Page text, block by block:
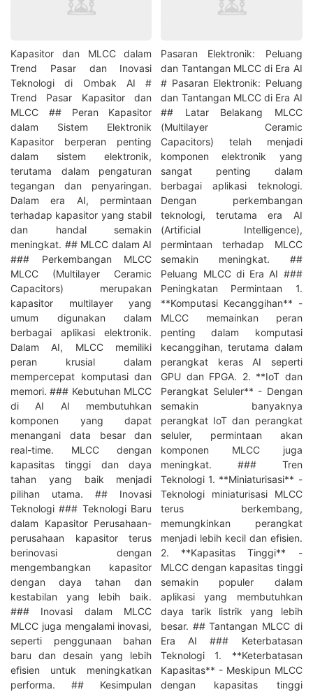
Kapasitor dan MLCC dalam
Trend Pasar dan Inovasi
Teknologi di Ombak AI #
Trend Pasar Kapasitor dan
MLCC ## Peran Kapasitor
dalam Sistem Elektronik
Kapasitor berperan penting
dalam sistem elektronik,
terutama dalam pengaturan
tegangan dan penyaringan.
Dalam era AI, permintaan
terhadap kapasitor yang stabil
dan handal semakin
meningkat. ## MLCC dalam AI
### Perkembangan MLCC
MLCC (Multilayer Ceramic
Capacitors) merupakan
kapasitor multilayer yang
umum digunakan dalam
berbagai aplikasi elektronik.
Dalam AI, MLCC memiliki
peran krusial dalam
mempercepat komputasi dan
memori. ### Kebutuhan MLCC
di AI AI membutuhkan
komponen yang dapat
menangani data besar dan
real-time. MLCC dengan
kapasitas tinggi dan daya
tahan yang baik menjadi
pilihan utama. ## Inovasi
Teknologi ### Teknologi Baru
dalam Kapasitor Perusahaan-
perusahaan kapasitor terus
berinovasi dengan
mengembangkan kapasitor
dengan daya tahan dan
kestabilan yang lebih baik.
### Inovasi dalam MLCC
MLCC juga mengalami inovasi,
seperti penggunaan bahan
baru dan desain yang lebih
efisien untuk meningkatkan
performa. ## Kesimpulan
Pasaran Elektronik: Peluang
dan Tantangan MLCC di Era AI
# Pasaran Elektronik: Peluang
dan Tantangan MLCC di Era AI
## Latar Belakang MLCC
(Multilayer Ceramic
Capacitors) telah menjadi
komponen elektronik yang
sangat penting dalam
berbagai aplikasi teknologi.
Dengan perkembangan
teknologi, terutama era AI
(Artificial Intelligence),
permintaan terhadap MLCC
semakin meningkat. ##
Peluang MLCC di Era AI ###
Peningkatan Permintaan 1.
**Komputasi Kecanggihan** -
MLCC memainkan peran
penting dalam komputasi
kecanggihan, terutama dalam
perangkat keras AI seperti
GPU dan FPGA. 2. **IoT dan
Perangkat Seluler** - Dengan
semakin banyaknya
perangkat IoT dan perangkat
seluler, permintaan akan
komponen MLCC juga
meningkat. ### Tren
Teknologi 1. **Miniaturisasi** -
Teknologi miniaturisasi MLCC
terus berkembang,
memungkinkan perangkat
menjadi lebih kecil dan efisien.
2. **Kapasitas Tinggi** -
MLCC dengan kapasitas tinggi
semakin populer dalam
aplikasi yang membutuhkan
daya tarik listrik yang lebih
besar. ## Tantangan MLCC di
Era AI ### Keterbatasan
Teknologi 1. **Keterbatasan
Kapasitas** - Meskipun MLCC
dengan kapasitas tinggi